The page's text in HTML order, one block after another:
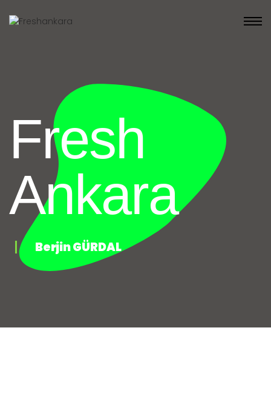
Fresh
Ankara
Berjin GÜRDAL